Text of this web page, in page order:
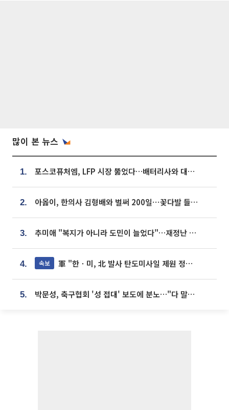
많이 본 뉴스
1. 포스코퓨처엠, LFP 시장 뚫었다…배터리사와 대규모 장기 공급 합의
2. 아옳이, 한의사 김형배와 벌써 200일⋯꽃다발 들고 "프러포즈 아냐"
3. 추미애 "복지가 아니라 도민이 늘었다"…재정난 책임론 정면돌파
4. 속보 軍 "한ㆍ미, 北 발사 탄도미사일 제원 정밀분석 중"
5. 박문성, 축구협회 '성 접대' 보도에 분노…"다 말아먹으려고 작정했나"